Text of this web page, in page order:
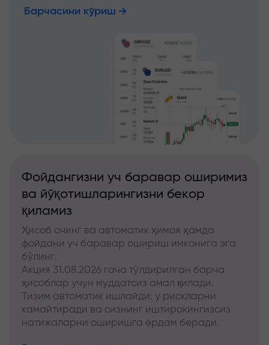
Барчасини кўриш
Фойдангизни уч баравар оширимиз
ва йўқотишларингизни бекор
қиламиз
Ҳисоб очинг ва автоматик ҳимоя ҳамда
фойдани уч баравар ошириш имконига эга
бўлинг.
Акция 31.08.2026 гача тўлдирилган барча
ҳисоблар учун муддатсиз амал қилади.
Тизим автоматик ишлайди: у рискларни
камайтиради ва сизнинг иштирокингизсиз
натижаларни оширишга ёрдам беради.